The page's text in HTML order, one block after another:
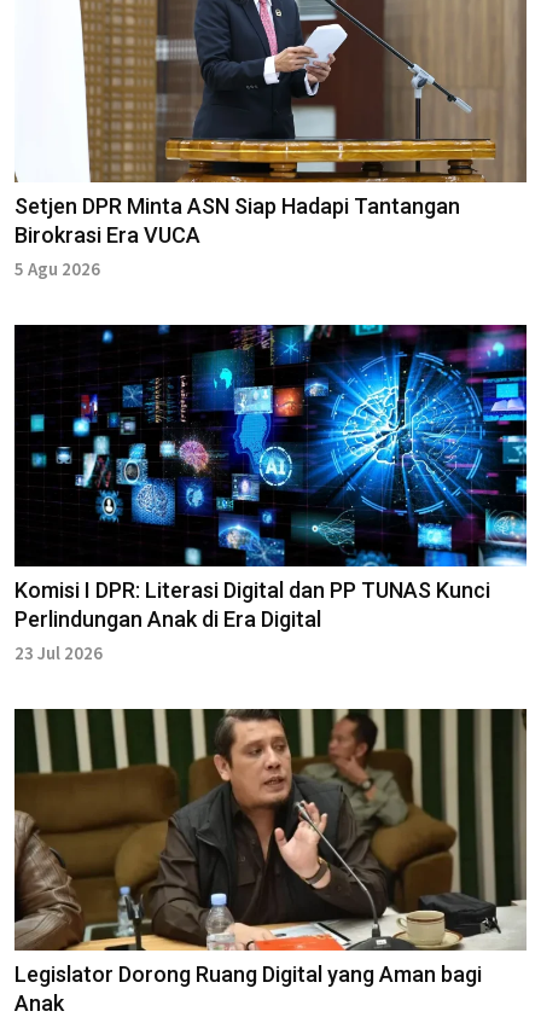
Setjen DPR Minta ASN Siap Hadapi Tantangan
Birokrasi Era VUCA
5 Agu 2026
Komisi I DPR: Literasi Digital dan PP TUNAS Kunci
Perlindungan Anak di Era Digital
23 Jul 2026
Legislator Dorong Ruang Digital yang Aman bagi
Anak